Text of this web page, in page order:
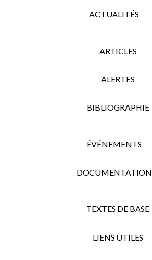
ACTUALITÉS
ARTICLES
ALERTES
BIBLIOGRAPHIE
ÉVÉNEMENTS
DOCUMENTATION
TEXTES DE BASE
LIENS UTILES